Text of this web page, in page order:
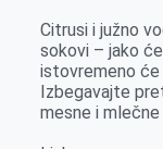
Citrusi i južno
sokovi – jako
istovremeno će
Izbegavajte
mesne i